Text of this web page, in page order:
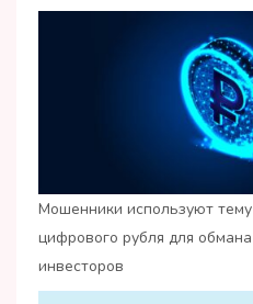
Мошенники используют тему
цифрового рубля для обмана
инвесторов